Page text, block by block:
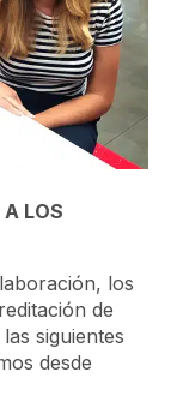
A LOS
los
de
siguientes
desde